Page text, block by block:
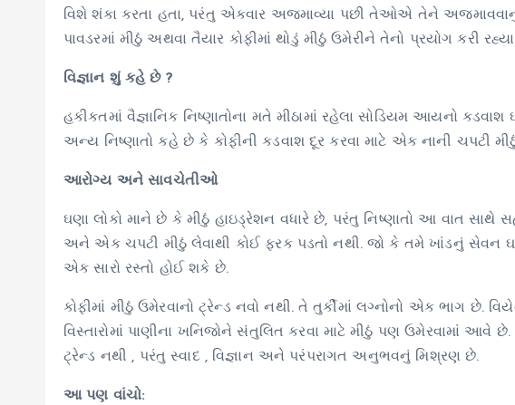
વિશે શંકા કરતા હતા, પરંતુ એકવાર અજમાવ્યા પછી તેઓએ તેને
પાવડરમાં મીઠું અથવા તૈયાર કોફીમાં થોડું મીઠું ઉમેરીને તેનો પ્રયોગ કરી
વિજ્ઞાન શું કહે છે ?
હકીકતમાં વૈજ્ઞાનિક નિષ્ણાતોના મતે મીઠામાં રહેલા સોડિયમ આયનો
અન્ય નિષ્ણાતો કહે છે કે કોફીની કડવાશ દૂર કરવા માટે એક નાની ચપટી
આરોગ્ય અને સાવચેતીઓ
ઘણા લોકો માને છે કે મીઠું હાઇડ્રેશન વધારે છે, પરંતુ નિષ્ણાતો આ વાત સાથે
અને એક ચપટી મીઠું લેવાથી કોઈ ફરક પડતો નથી. જો કે તમે ખાંડનું સેવન
એક સારો રસ્તો હોઈ શકે છે.
કોફીમાં મીઠું ઉમેરવાનો ટ્રેન્ડ નવો નથી. તે તુર્કીમાં લગ્નોનો એક ભાગ છે.
વિસ્તારોમાં પાણીના ખનિજોને સંતુલિત કરવા માટે મીઠું પણ ઉમેરવામાં આવે
ટ્રેન્ડ નથી , પરંતુ સ્વાદ , વિજ્ઞાન અને પરંપરાગત અનુભવનું મિશ્રણ છે.
આ પણ વાંચો: